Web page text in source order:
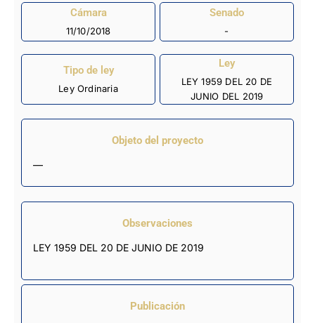
Cámara
11/10/2018
Senado
-
Tipo de ley
Ley Ordinaria
Ley
LEY 1959 DEL 20 DE
JUNIO DEL 2019
Objeto del proyecto
—
Observaciones
LEY 1959 DEL 20 DE JUNIO DE 2019
Publicación